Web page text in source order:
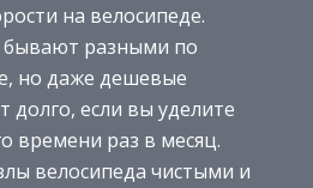
на велосипеде.
бывают разными по
но даже дешевые
долго, если вы уделите
времени раз в месяц.
велосипеда чистыми и